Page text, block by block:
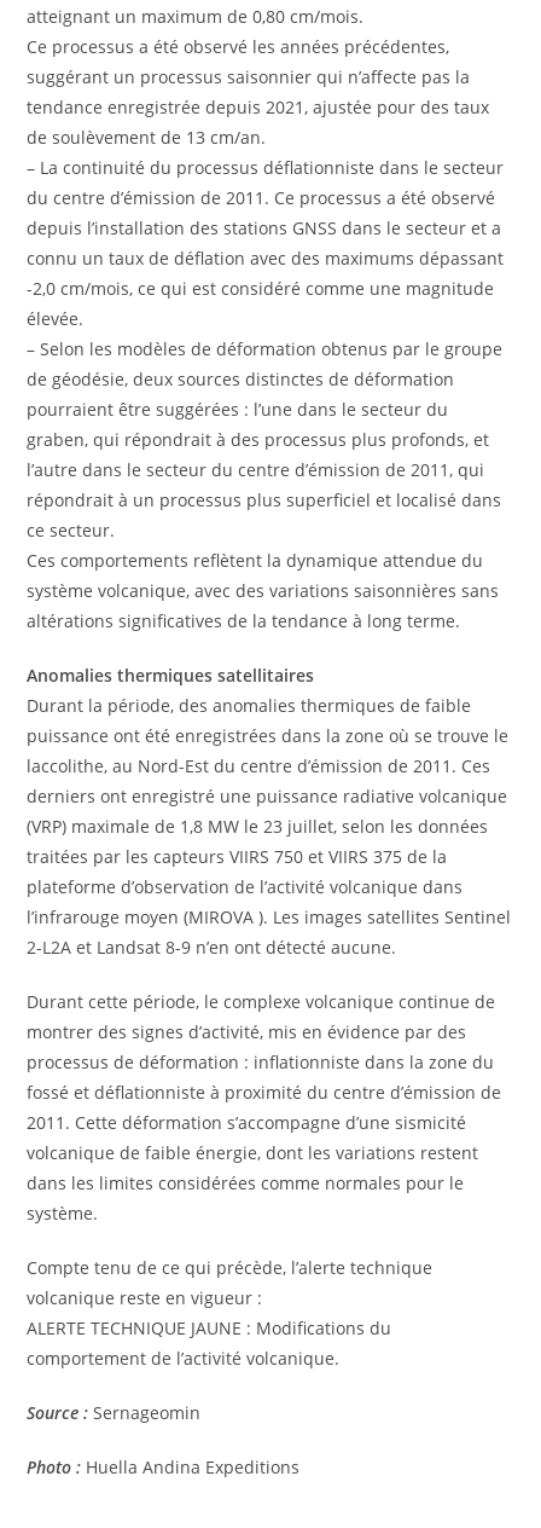
atteignant un maximum de 0,80 cm/mois.
Ce processus a été observé les années précédentes,
suggérant un processus saisonnier qui n’affecte pas la
tendance enregistrée depuis 2021, ajustée pour des taux
de soulèvement de 13 cm/an.
– La continuité du processus déflationniste dans le secteur
du centre d’émission de 2011. Ce processus a été observé
depuis l’installation des stations GNSS dans le secteur et a
connu un taux de déflation avec des maximums dépassant
-2,0 cm/mois, ce qui est considéré comme une magnitude
élevée.
– Selon les modèles de déformation obtenus par le groupe
de géodésie, deux sources distinctes de déformation
pourraient être suggérées : l’une dans le secteur du
graben, qui répondrait à des processus plus profonds, et
l’autre dans le secteur du centre d’émission de 2011, qui
répondrait à un processus plus superficiel et localisé dans
ce secteur.
Ces comportements reflètent la dynamique attendue du
système volcanique, avec des variations saisonnières sans
altérations significatives de la tendance à long terme.
Anomalies thermiques satellitaires
Durant la période, des anomalies thermiques de faible
puissance ont été enregistrées dans la zone où se trouve le
laccolithe, au Nord-Est du centre d’émission de 2011. Ces
derniers ont enregistré une puissance radiative volcanique
(VRP) maximale de 1,8 MW le 23 juillet, selon les données
traitées par les capteurs VIIRS 750 et VIIRS 375 de la
plateforme d’observation de l’activité volcanique dans
l’infrarouge moyen (MIROVA ). Les images satellites Sentinel
2-L2A et Landsat 8-9 n’en ont détecté aucune.
Durant cette période, le complexe volcanique continue de
montrer des signes d’activité, mis en évidence par des
processus de déformation : inflationniste dans la zone du
fossé et déflationniste à proximité du centre d’émission de
2011. Cette déformation s’accompagne d’une sismicité
volcanique de faible énergie, dont les variations restent
dans les limites considérées comme normales pour le
système.
Compte tenu de ce qui précède, l’alerte technique
volcanique reste en vigueur :
ALERTE TECHNIQUE JAUNE : Modifications du
comportement de l’activité volcanique.
Source : Sernageomin
Photo : Huella Andina Expeditions